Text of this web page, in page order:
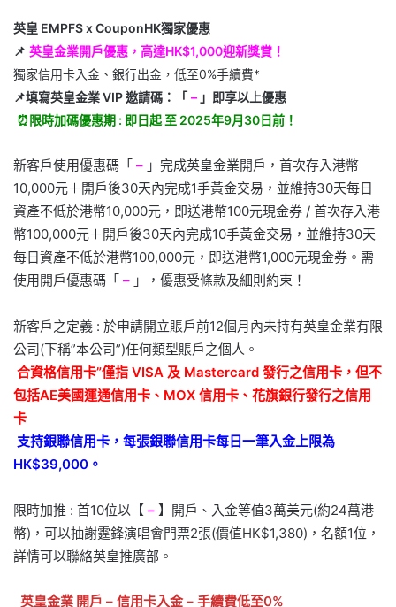
英皇 EMPFS x CouponHK獨家優惠
📌 英皇金業開戶優惠，高達HK$1,000迎新獎賞！
獨家信用卡入金、銀行出金，低至0%手續費*
📌填寫英皇金業VIP 邀請碼： 「 – 」 即享以上優惠
⏰限時加碼優惠期 : 即日起 至 2025年9月30日前！
新客戶使用優惠碼「 – 」完成英皇金業開戶，首次存入港幣
10,000元＋開戶後30天內完成1手黃金交易，並維持30天每日
資產不低於港幣10,000元，即送港幣100元現金券 / 首次存入港
幣100,000元＋開戶後30天內完成10手黃金交易，並維持30天
每日資產不低於港幣100,000元，即送港幣1,000元現金券。需
使用開戶優惠碼「 – 」，優惠受條款及細則約束！
新客戶之定義 : 於申請開立賬戶前12個月內未持有英皇金業有限
公司(下稱”本公司”)任何類型賬戶之個人。
合資格信用卡”僅指 VISA 及 Mastercard 發行之信用卡，但不
包括AE美國運通信用卡、MOX 信用卡、花旗銀行發行之信用
卡
支持銀聯信用卡，每張銀聯信用卡每日一筆入金上限為
HK$39,000。
限時加推 : 首10位以【 – 】開戶、入金等值3萬美元(約24萬港
幣)，可以抽謝霆鋒演唱會門票2張(價值HK$1,380)，名額1位，
詳情可以聯絡英皇推廣部。
英皇金業 開戶 – 信用卡入金 – 手續費低至0%